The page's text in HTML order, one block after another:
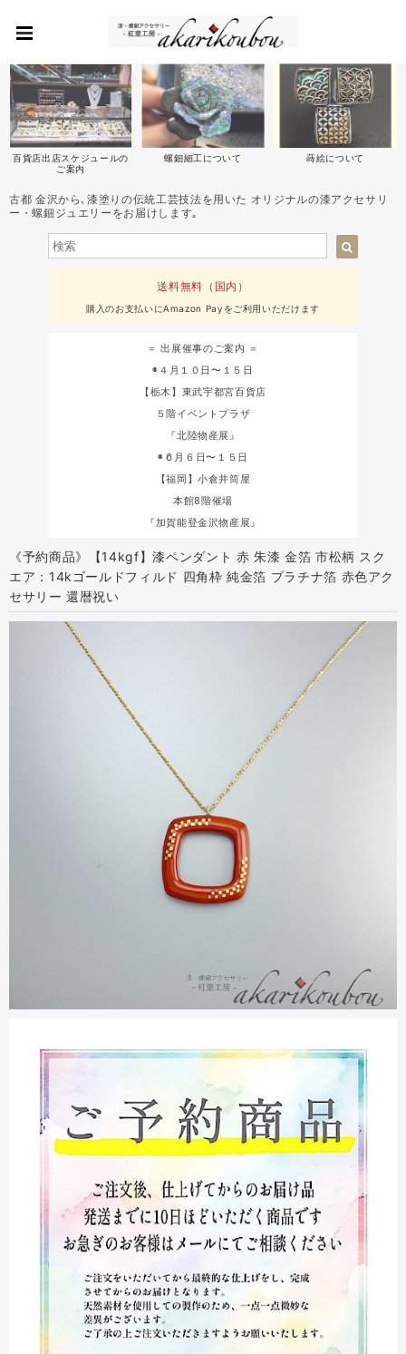
百貨店出店スケジュールの
ご案内
螺鈿細工について 蒔絵について
古都 金沢から､漆塗りの伝統工芸技法を用いた オリジナルの漆アクセサリ
ー・螺鈿ジュエリーをお届けします｡
送料無料（国内）
購入のお支払いにAmazon Payをご利用いただけます
＝ 出展催事のご案内 ＝
◉４月１０日〜１５日
【栃木】東武宇都宮百貨店
５階イベントプラザ
『北陸物産展』
◉６月６日〜１５日
【福岡】小倉井筒屋
本館8階催場
『加賀能登金沢物産展』
《予約商品》【14kgf】漆ペンダント 赤 朱漆 金箔 市松柄 スク
エア：14kゴールドフィルド 四角枠 純金箔 プラチナ箔 赤色アク
セサリー 還暦祝い